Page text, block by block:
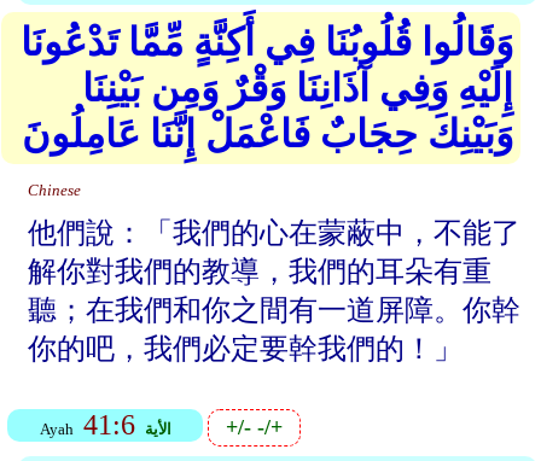
وَقَالُوا قُلُوبُنَا فِي أَكِنَّةٍ مِّمَّا تَدْعُونَا
إِلَيْهِ وَفِي آذَانِنَا وَقْرٌ وَمِن بَيْنِنَا
وَبَيْنِكَ حِجَابٌ فَاعْمَلْ إِنَّنَا عَامِلُونَ
Chinese
他們說：「我們的心在蒙蔽中，不能了
解你對我們的教導，我們的耳朵有重
聽；在我們和你之間有一道屏障。你幹
你的吧，我們必定要幹我們的！」
Ayah 41:6 الأية +/--/+